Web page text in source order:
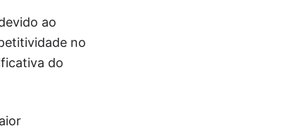
ao
no
do